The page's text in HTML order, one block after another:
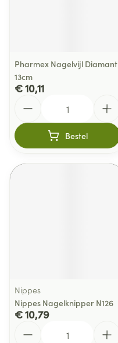
Pharmex Nagelvijl Diamant
13cm
€ 10,11
Bestel
Nippes
Nippes Nagelknipper N126
€ 10,79